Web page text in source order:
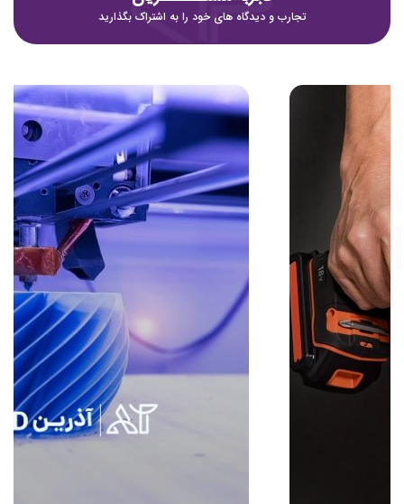
تجارب و دیدگاه های خود را به اشتراک بگذارید